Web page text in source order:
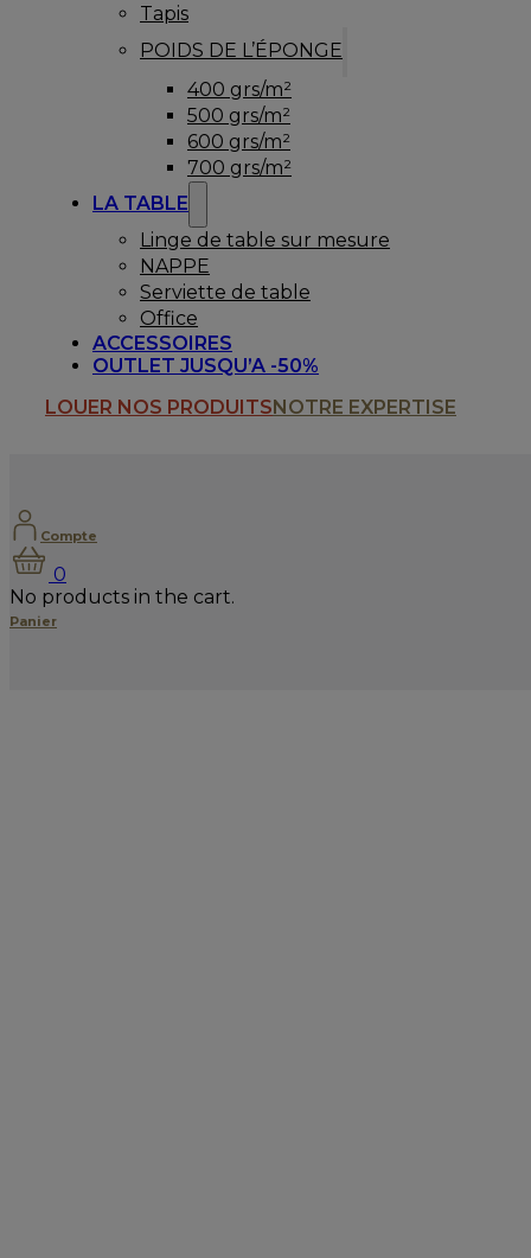
Tapis
POIDS DE L’ÉPONGE
400 grs/m²
500 grs/m²
600 grs/m²
700 grs/m²
LA TABLE
Linge de table sur mesure
NAPPE
Serviette de table
Office
ACCESSOIRES
OUTLET JUSQU’A -50%
LOUER NOS PRODUITSNOTRE EXPERTISE
Compte
0
No products in the cart.
Panier